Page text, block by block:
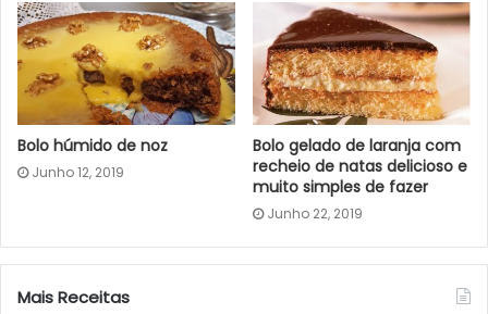
Bolo húmido de noz
Junho 12, 2019
Bolo gelado de laranja com
recheio de natas delicioso e
muito simples de fazer
Junho 22, 2019
Mais Receitas